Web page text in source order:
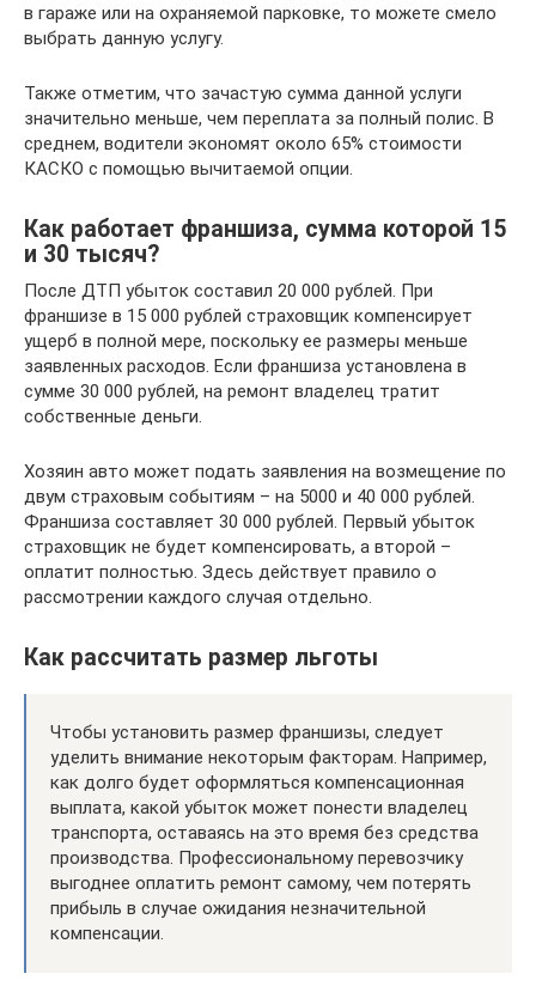
в гараже или на охраняемой парковке, то можете смело
выбрать данную услугу.
Также отметим, что зачастую сумма данной услуги
значительно меньше, чем переплата за полный полис. В
среднем, водители экономят около 65% стоимости
КАСКО с помощью вычитаемой опции.
Как работает франшиза, сумма которой 15
и 30 тысяч?
После ДТП убыток составил 20 000 рублей. При
франшизе в 15 000 рублей страховщик компенсирует
ущерб в полной мере, поскольку ее размеры меньше
заявленных расходов. Если франшиза установлена в
сумме 30 000 рублей, на ремонт владелец тратит
собственные деньги.
Хозяин авто может подать заявления на возмещение по
двум страховым событиям – на 5000 и 40 000 рублей.
Франшиза составляет 30 000 рублей. Первый убыток
страховщик не будет компенсировать, а второй –
оплатит полностью. Здесь действует правило о
рассмотрении каждого случая отдельно.
Как рассчитать размер льготы
Чтобы установить размер франшизы, следует
уделить внимание некоторым факторам. Например,
как долго будет оформляться компенсационная
выплата, какой убыток может понести владелец
транспорта, оставаясь на это время без средства
производства. Профессиональному перевозчику
выгоднее оплатить ремонт самому, чем потерять
прибыль в случае ожидания незначительной
компенсации.